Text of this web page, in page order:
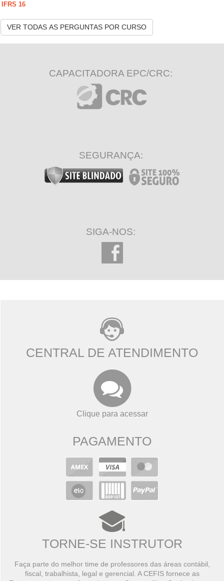
IFRS 16
VER TODAS AS PERGUNTAS POR CURSO
CAPACITADORA EPC/CRC:
SEGURANÇA:
SIGA-NOS:
CENTRAL DE ATENDIMENTO
Clique para acessar
PAGAMENTO
TORNE-SE INSTRUTOR
Faça parte do melhor time de professores das áreas contábil,
fiscal, trabalhista, legal e gerencial. A CEFIS fornece as